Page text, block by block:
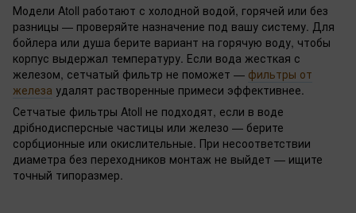
Модели Atoll работают с холодной водой, горячей или без
разницы — проверяйте назначение под вашу систему. Для
бойлера или душа берите вариант на горячую воду, чтобы
корпус выдержал температуру. Если вода жесткая с
железом, сетчатый фильтр не поможет — фильтры от
железа удалят растворенные примеси эффективнее.
Сетчатые фильтры Atoll не подходят, если в воде
дрібнодисперсные частицы или железо — берите
сорбционные или окислительные. При несоответствии
диаметра без переходников монтаж не выйдет — ищите
точный типоразмер.